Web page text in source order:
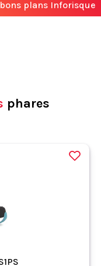
plans Inforisque
phares